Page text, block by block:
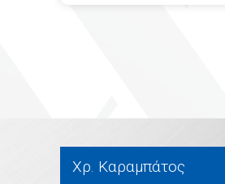
Χρ. Καραμπάτος